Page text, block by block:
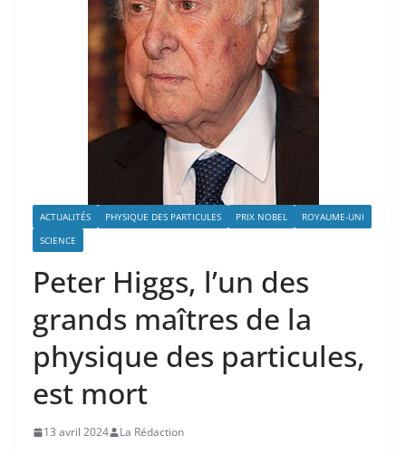
ACTUALITÉS PHYSIQUE DES PARTICULES PRIX NOBEL
ROYAUME-UNI
SCIENCE
Peter Higgs, l’un des
grands maîtres de la
physique des particules,
est mort
13 avril 2024 La Rédaction